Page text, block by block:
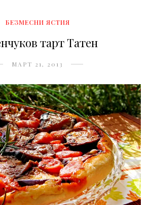
БЕЗМЕСНИ ЯСТИЯ
тарт Татен
МАРТ 21, 2013